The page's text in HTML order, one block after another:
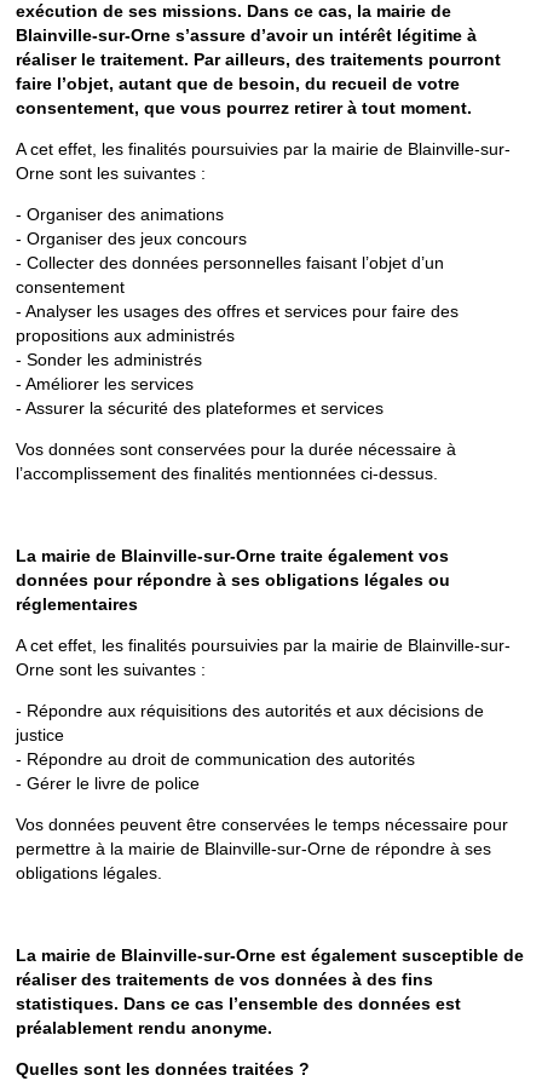
exécution de ses missions. Dans ce cas, la mairie de
Blainville-sur-Orne s’assure d’avoir un intérêt légitime à
réaliser le traitement. Par ailleurs, des traitements pourront
faire l’objet, autant que de besoin, du recueil de votre
consentement, que vous pourrez retirer à tout moment.
A cet effet, les finalités poursuivies par la mairie de Blainville-sur-
Orne sont les suivantes :
- Organiser des animations
- Organiser des jeux concours
- Collecter des données personnelles faisant l’objet d’un
consentement
- Analyser les usages des offres et services pour faire des
propositions aux administrés
- Sonder les administrés
- Améliorer les services
- Assurer la sécurité des plateformes et services
Vos données sont conservées pour la durée nécessaire à
l’accomplissement des finalités mentionnées ci-dessus.
La mairie de Blainville-sur-Orne traite également vos
données pour répondre à ses obligations légales ou
réglementaires
A cet effet, les finalités poursuivies par la mairie de Blainville-sur-
Orne sont les suivantes :
- Répondre aux réquisitions des autorités et aux décisions de
justice
- Répondre au droit de communication des autorités
- Gérer le livre de police
Vos données peuvent être conservées le temps nécessaire pour
permettre à la mairie de Blainville-sur-Orne de répondre à ses
obligations légales.
La mairie de Blainville-sur-Orne est également susceptible de
réaliser des traitements de vos données à des fins
statistiques. Dans ce cas l’ensemble des données est
préalablement rendu anonyme.
Quelles sont les données traitées ?